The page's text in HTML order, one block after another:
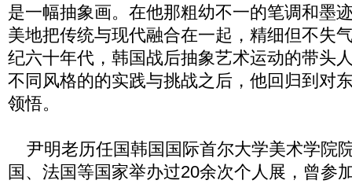
是一幅抽象画。在他那粗幼不一的笔调和墨
美地把传统与现代融合在一起，精细但不失
纪六十年代，韩国战后抽象艺术运动的带头
不同风格的的实践与挑战之后，他回归到对
领悟。
尹明老历任国韩国国际首尔大学美术学院
国、法国等国家举办过20余次个人展，曾参